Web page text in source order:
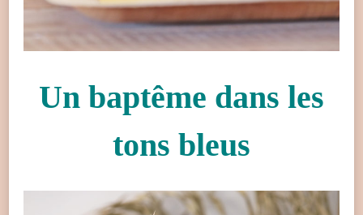
Un baptême dans les
tons bleus